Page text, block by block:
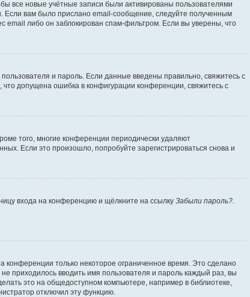
все новые учётные записи были активированы пользователями
Если вам было прислано email-сообщение, следуйте полученным
email либо он заблокирован спам-фильтром. Если вы уверены, что
и пароль. Если данные введены правильно, свяжитесь с
допущена ошибка в конфигурации конференции, свяжитесь с
того, многие конференции периодически удаляют
Если это произошло, попробуйте зарегистрироваться снова и
входа на конференцию и щёлкните на ссылку Забыли пароль?
конференции только некоторое ограниченное время. Это сделано
приходилось вводить имя пользователя и пароль каждый раз, вы
это на общедоступном компьютере, например в библиотеке,
отключил эту функцию.